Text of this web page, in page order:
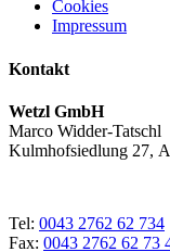
Cookies
Impressum
Kontakt
Wetzl GmbH
Marco Widder-Tatschl
Kulmhofsiedlung 27,
Tel: 0043 2762 62 734
Fax: 0043 2762 62 73